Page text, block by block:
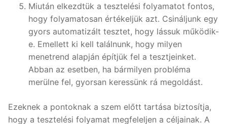
Miután elkezdtük a tesztelési folyamatot fontos,
hogy folyamatosan értékeljük azt. Csináljunk egy
gyors automatizált tesztet, hogy lássuk működik-
e. Emellett ki kell találnunk, hogy milyen
menetrend alapján építjük fel a tesztjeinket.
Abban az esetben, ha bármilyen probléma
merülne fel, gyorsan keressünk rá megoldást.
Ezeknek a pontoknak a szem előtt tartása biztosítja,
hogy a tesztelési folyamat megfeleljen a céljainak. A